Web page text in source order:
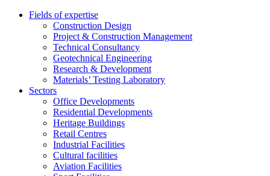
Fields of expertise
Construction Design
Project & Construction Management
Technical Consultancy
Geotechnical Engineering
Research & Development
Materials’ Testing Laboratory
Sectors
Office Developments
Residential Developments
Heritage Buildings
Retail Centres
Industrial Facilities
Cultural facilities
Aviation Facilities